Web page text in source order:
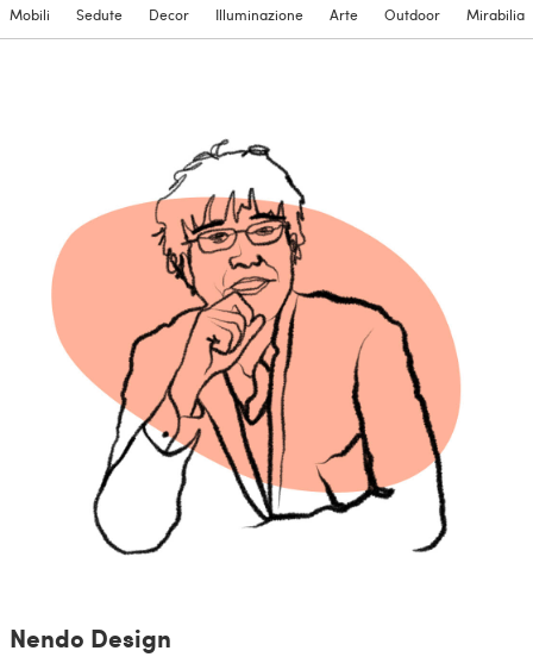
Mobili Sedute Decor Illuminazione Arte Outdoor Mirabilia
Nendo Design